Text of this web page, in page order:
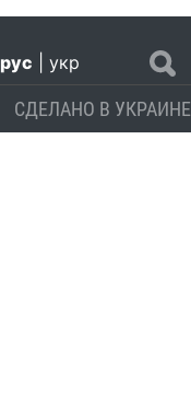
рус укр
СДЕЛАНО В УКРАИНЕ